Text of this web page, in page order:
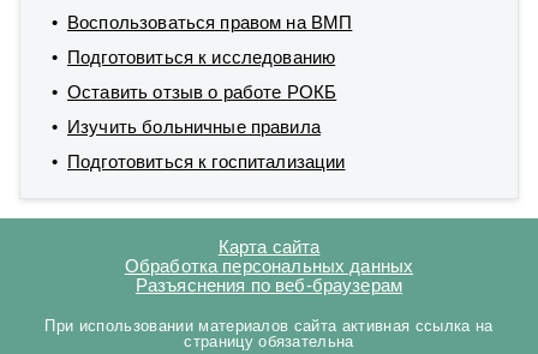
Воспользоваться правом на ВМП
Подготовиться к исследованию
Оставить отзыв о работе РОКБ
Изучить больничные правила
Подготовиться к госпитализации
Карта сайта
Обработка персональных данных
Разъяснения по веб-браузерам
При использовании материалов сайта активная ссылка на
страницу обязательна